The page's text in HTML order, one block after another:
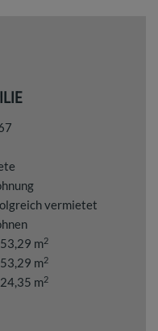
vermietet
m2
m2
m2